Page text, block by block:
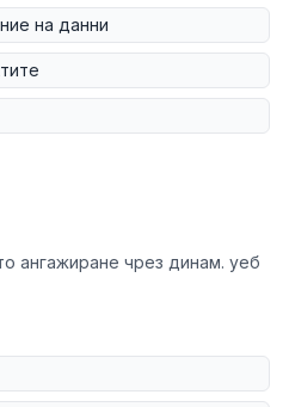
на данни
ангажиране чрез динам. уеб